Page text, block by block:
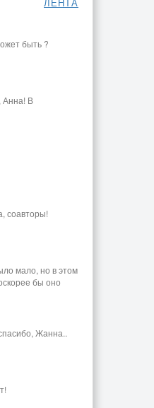
быть ?
Анна! В
соавторы!
мало, но в этом
бы оно
Жанна..